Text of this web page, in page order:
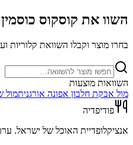
השוו את קוסקוס
בחרו מוצר וקבלו השוואת קלוריות
השוואות מוצעות
מול אבקת חלבון אפונה אורגניתמול
פודיפדיה
אנציקלופדיית האוכל של ישראל.